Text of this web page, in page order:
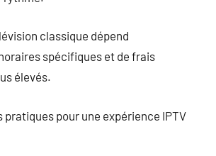
classique dépend
spécifiques et de frais
élevés.
pratiques pour une expérience IPTV